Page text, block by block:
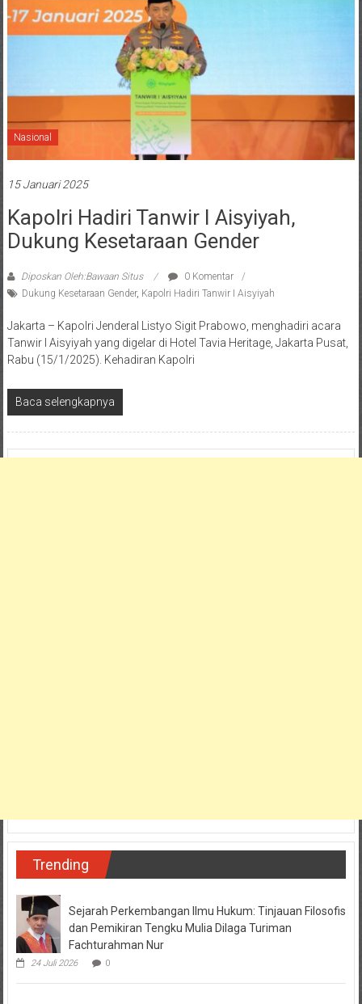
Nasional
15 Januari 2025
Kapolri Hadiri Tanwir I Aisyiyah,
Dukung Kesetaraan Gender
Diposkan Oleh:Bawaan Situs
0 Komentar
Dukung Kesetaraan Gender, Kapolri Hadiri Tanwir I Aisyiyah
Jakarta – Kapolri Jenderal Listyo Sigit Prabowo, menghadiri acara
Tanwir I Aisyiyah yang digelar di Hotel Tavia Heritage, Jakarta Pusat,
Rabu (15/1/2025). Kehadiran Kapolri
Baca selengkapnya
Trending
Sejarah Perkembangan Ilmu Hukum: Tinjauan Filosofis
dan Pemikiran Tengku Mulia Dilaga Turiman
Fachturahman Nur
24 Juli 2026 0